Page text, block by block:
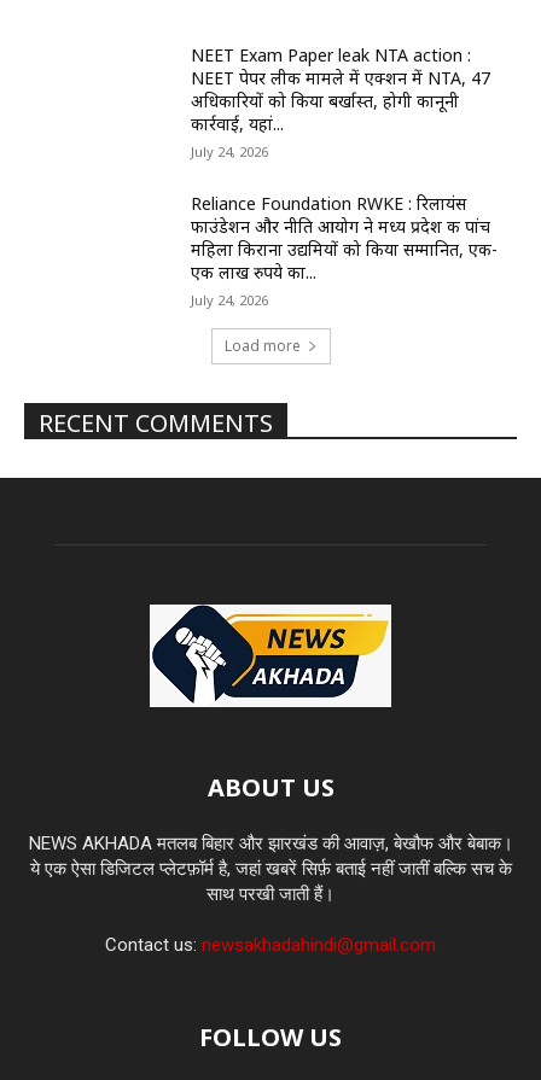
NEET Exam Paper leak NTA action :
NEET पेपर लीक मामले में एक्शन में NTA, 47
अधिकारियों को किया बर्खास्त, होगी कानूनी
कार्रवाई, यहां...
July 24, 2026
Reliance Foundation RWKE : रिलायंस
फाउंडेशन और नीति आयोग ने मध्य प्रदेश की पांच
महिला किराना उद्यमियों को किया सम्मानित, एक-
एक लाख रुपये का...
July 24, 2026
Load more
RECENT COMMENTS
ABOUT US
NEWS AKHADA मतलब बिहार और झारखंड की आवाज़, बेखौफ और बेबाक।
ये एक ऐसा डिजिटल प्लेटफ़ॉर्म है, जहां खबरें सिर्फ़ बताई नहीं जातीं बल्कि सच के
साथ परखी जाती हैं।
Contact us: newsakhadahindi@gmail.com
FOLLOW US